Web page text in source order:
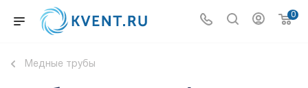
0
Медные трубы